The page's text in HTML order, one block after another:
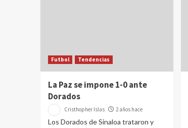
Futbol Tendencias
La Paz se impone 1-0 ante
Dorados
Cristhopher Islas 2 años hace
Los Dorados de Sinaloa trataron y